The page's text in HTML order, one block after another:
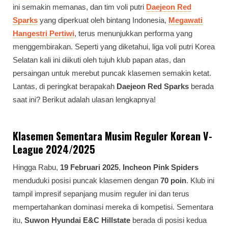
ini semakin memanas, dan tim voli putri Daejeon Red
Sparks yang diperkuat oleh bintang Indonesia, Megawati
Hangestri Pertiwi, terus menunjukkan performa yang
menggembirakan. Seperti yang diketahui, liga voli putri Korea
Selatan kali ini diikuti oleh tujuh klub papan atas, dan
persaingan untuk merebut puncak klasemen semakin ketat.
Lantas, di peringkat berapakah Daejeon Red Sparks berada
saat ini? Berikut adalah ulasan lengkapnya!
Klasemen Sementara Musim Reguler Korean V-
League 2024/2025
Hingga Rabu, 19 Februari 2025, Incheon Pink Spiders
menduduki posisi puncak klasemen dengan 70 poin. Klub ini
tampil impresif sepanjang musim reguler ini dan terus
mempertahankan dominasi mereka di kompetisi. Sementara
itu, Suwon Hyundai E&C Hillstate berada di posisi kedua